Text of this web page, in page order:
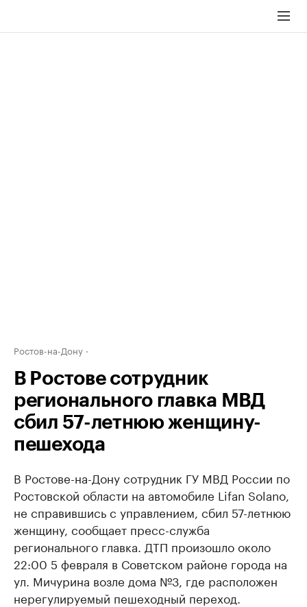
Ростов-на-Дону
В Ростове сотрудник
регионального главка МВД
сбил 57-летнюю женщину-
пешехода
В Ростове-на-Дону сотрудник ГУ МВД России по
Ростовской области на автомобиле Lifan Solano,
не справившись с управлением, сбил 57-летнюю
женщину, сообщает пресс-служба
регионального главка. ДТП произошло около
22:00 5 февраля в Советском районе города на
ул. Мичурина возле дома №3, где расположен
нерегулируемый пешеходный переход.